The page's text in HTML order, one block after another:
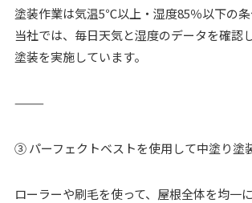
塗装作業は気温5℃以上・湿度85％以下の条
当社では、毎日天気と湿度のデータを確認
塗装を実施しています。
⸻
③ パーフェクトベストを使用して中塗り塗
ローラーや刷毛を使って、屋根全体を均一